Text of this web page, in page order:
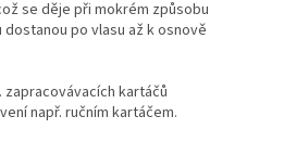
se děje při mokrém způsobu
po vlasu až k osnově
kartáčů
např. ručním kartáčem.